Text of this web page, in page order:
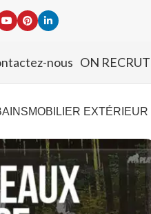
nous ON
MOBILIER EXTÉRIEUR